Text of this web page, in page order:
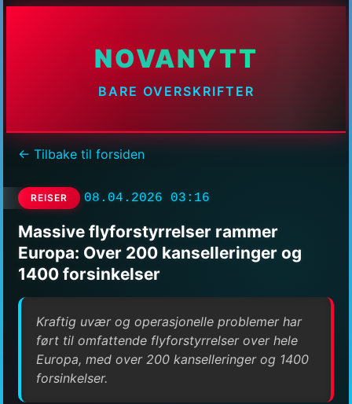
NOVANYTT
BARE OVERSKRIFTER
← Tilbake til forsiden
REISER 08.04.2026 03:16
Massive flyforstyrrelser rammer
Europa: Over 200 kanselleringer og
1400 forsinkelser
Kraftig uvær og operasjonelle problemer har
ført til omfattende flyforstyrrelser over hele
Europa, med over 200 kanselleringer og 1400
forsinkelser.